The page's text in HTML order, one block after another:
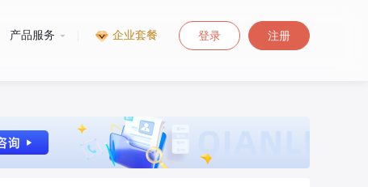
产品服务 企业套餐 登录 注册